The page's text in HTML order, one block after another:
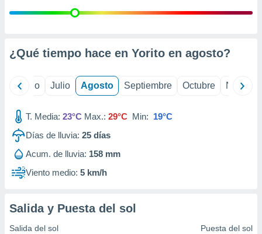
e
publicidad
publicidad
de
1199
¿Qué tiempo hace en Yorito en agosto?
Junio Julio Agosto Septiembre Octubre
T. Media: 23°C Max.: 29°C Min: 19°C
Días de lluvia: 25 días
Acum. de lluvia: 158 mm
Viento medio: 5 km/h
Salida y Puesta del sol
Salida del sol Puesta del sol